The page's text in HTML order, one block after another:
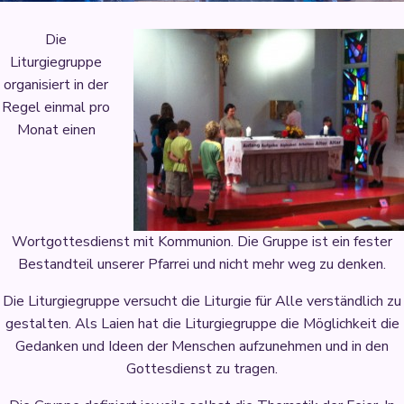
Die
Liturgiegruppe
organisiert in der
Regel einmal pro
Monat einen
Wortgottesdienst mit Kommunion. Die Gruppe ist ein fester
Bestandteil unserer Pfarrei und nicht mehr weg zu denken.
Die Liturgiegruppe versucht die Liturgie für Alle verständlich zu
gestalten. Als Laien hat die Liturgiegruppe die Möglichkeit die
Gedanken und Ideen der Menschen aufzunehmen und in den
Gottesdienst zu tragen.